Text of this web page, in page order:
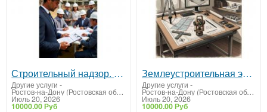
Строительный надзор. Контроль строительства объектов
Другие услуги -
Ростов-на-Дону (Ростовская область)
Июль 20, 2026
10000.00 Руб
Землеустроительная экспертиза
Другие услуги -
Ростов-на-Дону (Ростовская область)
Июль 20, 2026
10000.00 Руб